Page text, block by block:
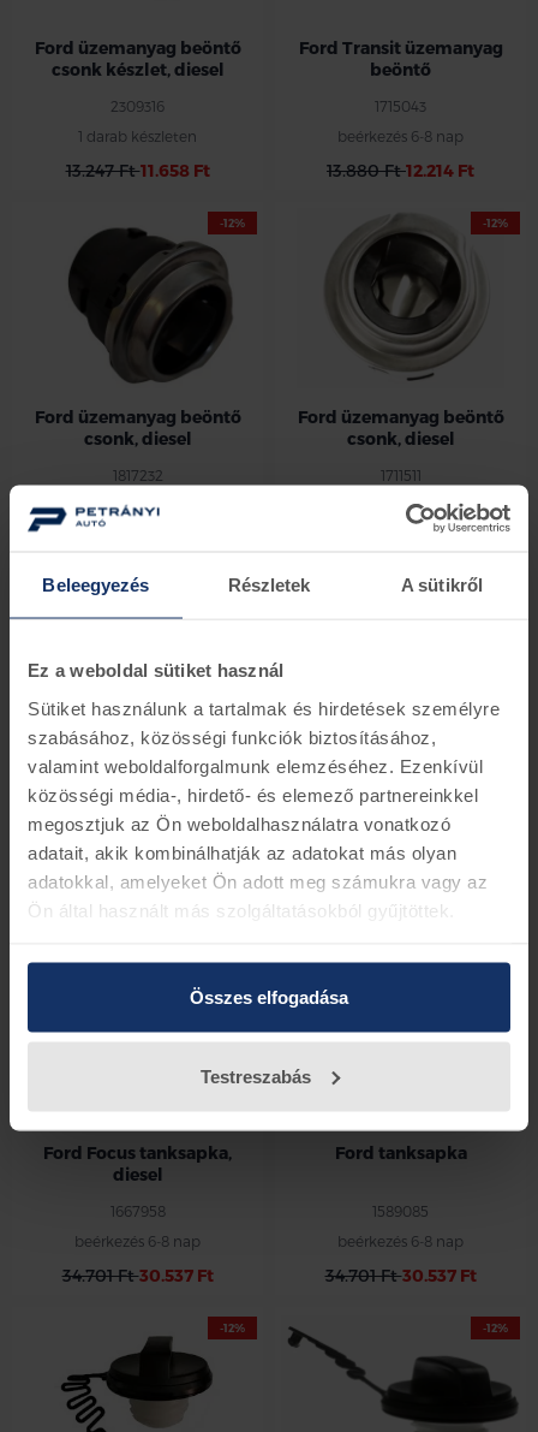
Beleegyezés Részletek A sütikről
Ez a weboldal sütiket használ
Sütiket használunk a tartalmak és hirdetések személyre
szabásához, közösségi funkciók biztosításához,
valamint weboldalforgalmunk elemzéséhez. Ezenkívül
közösségi média-, hirdető- és elemező partnereinkkel
megosztjuk az Ön weboldalhasználatra vonatkozó
adatait, akik kombinálhatják az adatokat más olyan
adatokkal, amelyeket Ön adott meg számukra vagy az
Ön által használt más szolgáltatásokból gyűjtöttek.
Összes elfogadása
Testreszabás
Ford üzemanyag beöntő
csonk készlet, diesel
2309316
1 darab készleten
13.247 Ft11.658 Ft
Ford Transit üzemanyag
beöntő
1715043
beérkezés 6-8 nap
13.880 Ft12.214 Ft
-12%
Ford üzemanyag beöntő
csonk, diesel
1817232
3 darab készleten
-12%
Ford üzemanyag beöntő
csonk, diesel
1711511
beérkezés 6-8 nap
24.967 Ft
-12%
Ford Mondeo tanksapka
beérkezés 6-8 nap
33.150 Ft 29.172 Ft
Ford Transit tanksapka
1 darab készleten
34.144 Ft30.047 Ft
-12%
Ford Focus tanksapka,
diesel
1667958
beérkezés 6-8 nap
34.701 Ft30.537 Ft
-12%
Ford tanksapka
1589085
beérkezés 6-8 nap
34.701 Ft30.537 Ft
-12%
LOGO nélkül
-12%